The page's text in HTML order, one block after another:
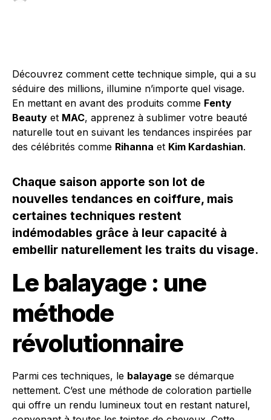
Découvrez comment cette technique simple, qui a su
séduire des millions, illumine n’importe quel visage.
En mettant en avant des produits comme Fenty
Beauty et MAC, apprenez à sublimer votre beauté
naturelle tout en suivant les tendances inspirées par
des célébrités comme Rihanna et Kim Kardashian.
Chaque saison apporte son lot de
nouvelles tendances en coiffure, mais
certaines techniques restent
indémodables grâce à leur capacité à
embellir naturellement les traits du visage.
Le balayage : une
méthode
révolutionnaire
Parmi ces techniques, le balayage se démarque
nettement. C’est une méthode de coloration partielle
qui offre un rendu lumineux tout en restant naturel,